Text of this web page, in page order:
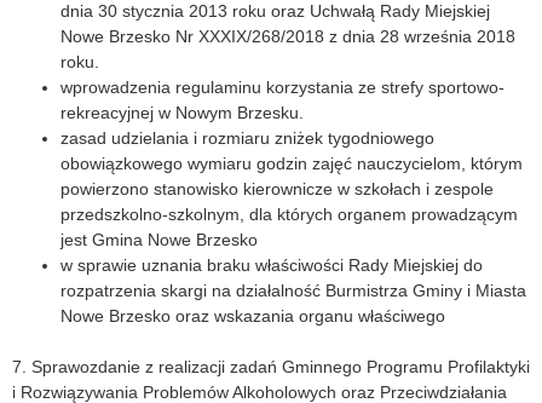
dnia 30 stycznia 2013 roku oraz Uchwałą Rady Miejskiej
Nowe Brzesko Nr XXXIX/268/2018 z dnia 28 września 2018
roku.
wprowadzenia regulaminu korzystania ze strefy sportowo-
rekreacyjnej w Nowym Brzesku.
zasad udzielania i rozmiaru zniżek tygodniowego
obowiązkowego wymiaru godzin zajęć nauczycielom, którym
powierzono stanowisko kierownicze w szkołach i zespole
przedszkolno-szkolnym, dla których organem prowadzącym
jest Gmina Nowe Brzesko
w sprawie uznania braku właściwości Rady Miejskiej do
rozpatrzenia skargi na działalność Burmistrza Gminy i Miasta
Nowe Brzesko oraz wskazania organu właściwego
7. Sprawozdanie z realizacji zadań Gminnego Programu Profilaktyki
i Rozwiązywania Problemów Alkoholowych oraz Przeciwdziałania